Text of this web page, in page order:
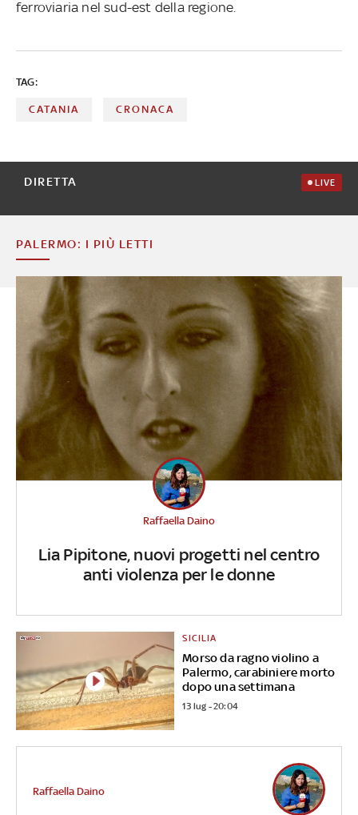
ferroviaria nel sud-est della regione.
TAG:
CATANIA CRONACA
DIRETTA LIVE
PALERMO: I PIÙ LETTI
Lia Pipitone, nuovi progetti nel centro
anti violenza per le donne
Raffaella Daino
Morso da ragno violino a
Palermo, carabiniere morto
dopo una settimana
SICILIA
13 lug - 20:04
Raffaella Daino